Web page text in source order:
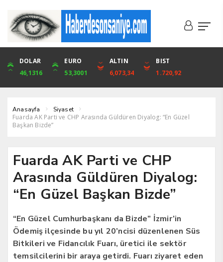
DOLAR
46,1316
EURO
53,3001
ALTIN
6,073,34
BIST
1.720,92
ONS
4,094,16
ALTIN
6,073,34
ÇEYREK
9,929,91
CUMHURİYET
42,104,00
Anasayfa Siyaset
Fuarda AK Parti ve CHP Arasında Güldüren Diyalog: “En Güzel
Başkan Bizde”
Fuarda AK Parti ve CHP
Arasında Güldüren Diyalog:
“En Güzel Başkan Bizde”
“En Güzel Cumhurbaşkanı da Bizde” İzmir’in
Ödemiş ilçesinde bu yıl 20’ncisi düzenlenen Süs
Bitkileri ve Fidancılık Fuarı, üretici ile sektör
temsilcilerini bir araya getirdi. Fuarı ziyaret eden